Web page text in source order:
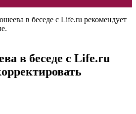
в беседе с Life.ru рекомендует
в беседе с Life.ru